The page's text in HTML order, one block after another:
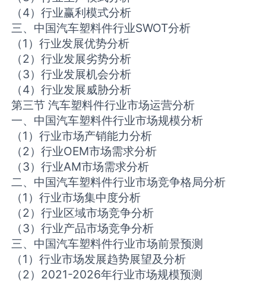
（4）行业赢利模式分析
三、中国汽车塑料件行业SWOT分析
（1）行业发展优势分析
（2）行业发展劣势分析
（3）行业发展机会分析
（4）行业发展威胁分析
第三节 汽车塑料件行业市场运营分析
一、中国汽车塑料件行业市场规模分析
（1）行业市场产销能力分析
（2）行业OEM市场需求分析
（3）行业AM市场需求分析
二、中国汽车塑料件行业市场竞争格局分析
（1）行业市场集中度分析
（2）行业区域市场竞争分析
（3）行业产品市场竞争分析
三、中国汽车塑料件行业市场前景预测
（1）行业市场发展趋势展望及分析
（2）2021-2026年行业市场规模预测